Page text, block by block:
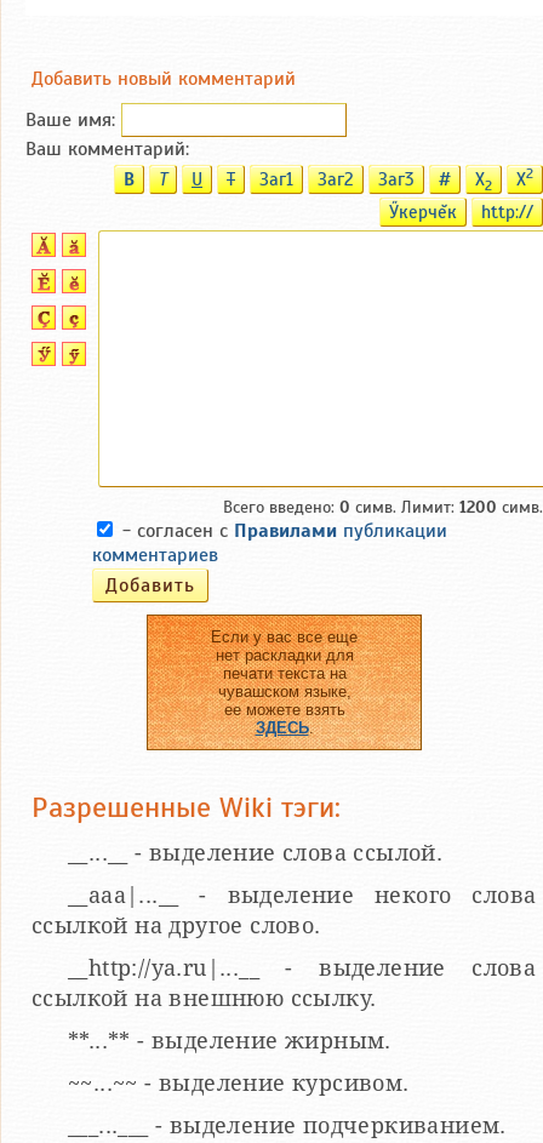
Добавить новый комментарий
Ваше имя:
Ваш комментарий:
B T U T Заг1 Заг2 Заг3 # X2 X2
Ӳкерчĕк http://
Всего введено: 0 симв. Лимит: 1200 симв.
- согласен с Правилами публикации
комментариев
Если у вас все еще
нет раскладки для
печати текста на
чувашском языке,
ее можете взять
ЗДЕСЬ.
Разрешенные Wiki тэги:
__...__ - выделение слова ссылой.
__aaa|...__ - выделение некого слова
ссылкой на другое слово.
__http://ya.ru|...__ - выделение слова
ссылкой на внешнюю ссылку.
**...** - выделение жирным.
~~...~~ - выделение курсивом.
___...___ - выделение подчеркиванием.